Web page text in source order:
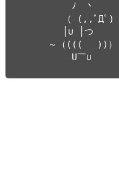
ﾉ　丶
（ (,,ﾟДﾟ)
│∪ │つ
～（(((　 ))）
U￣∪